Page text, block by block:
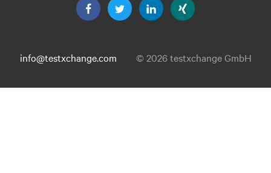
info@testxchange.com © 2026 testxchange GmbH